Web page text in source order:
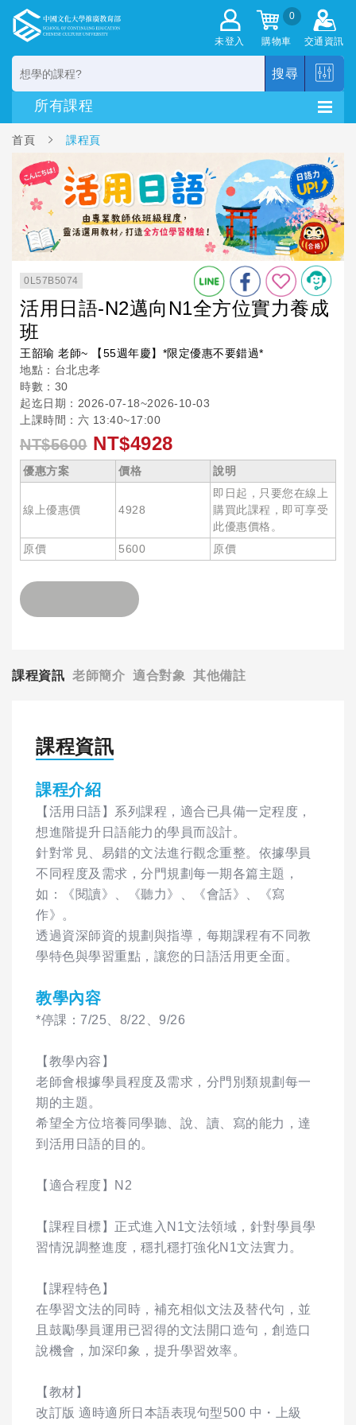
未登入
0
購物車 交通資訊
搜尋
首頁 課程頁
0L57B5074
活用日語-N2邁向N1全方位實力養成
班
王韶瑜 老師~ 【55週年慶】*限定優惠不要錯過*
地點：台北忠孝
時數：30
起迄日期：2026-07-18~2026-10-03
上課時間：六 13:40~17:00
NT$5600 NT$4928
優惠方案 價格 說明
線上優惠價 4928
即日起，只要您在線上
購買此課程，即可享受
此優惠價格。
原價
5600 原價
課程資訊 老師簡介 適合對象 其他備註
課程資訊
課程介紹
【活用日語】系列課程，適合已具備一定程度，
想進階提升日語能力的學員而設計。
針對常見、易錯的文法進行觀念重整。依據學員
不同程度及需求，分門規劃每一期各篇主題，
如：《閱讀》、《聽力》、《會話》、《寫
作》。
透過資深師資的規劃與指導，每期課程有不同教
學特色與學習重點，讓您的日語活用更全面。
教學內容
*停課：7/25、8/22、9/26
【教學內容】
老師會根據學員程度及需求，分門別類規劃每一
期的主題。
希望全方位培養同學聽、說、讀、寫的能力，達
到活用日語的目的。
【適合程度】N2
【課程目標】正式進入N1文法領域，針對學員學
習情況調整進度，穩扎穩打強化N1文法實力。
【課程特色】
在學習文法的同時，補充相似文法及替代句，並
且鼓勵學員運用已習得的文法開口造句，創造口
說機會，加深印象，提升學習效率。
【教材】
改訂版 適時適所日本語表現句型500 中・上級